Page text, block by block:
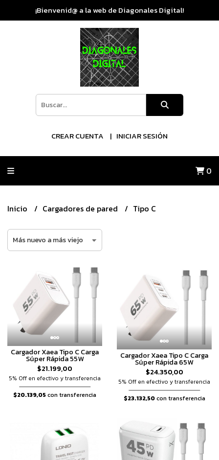
¡Bienvenid@ a la web de Diagonales Digital!
CREAR CUENTA INICIAR SESIÓN
0
Inicio Cargadores de pared Tipo C
Cargador Xaea Tipo C Carga
Súper Rápida 55W
$21.199,00
5% Off en efectivo y transferencia
$20.139,05con transferencia
Cargador Xaea Tipo C Carga
Súper Rápida 65W
$24.350,00
5% Off en efectivo y transferencia
$23.132,50con transferencia